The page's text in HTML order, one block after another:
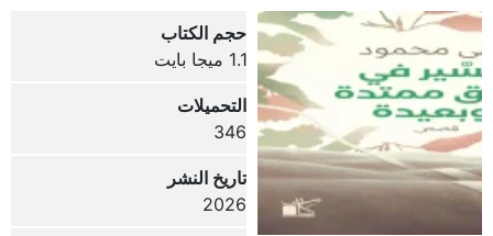
حجم الكتاب
1.1 ميجا بايت
التحميلات
346
تاريخ النشر
2026